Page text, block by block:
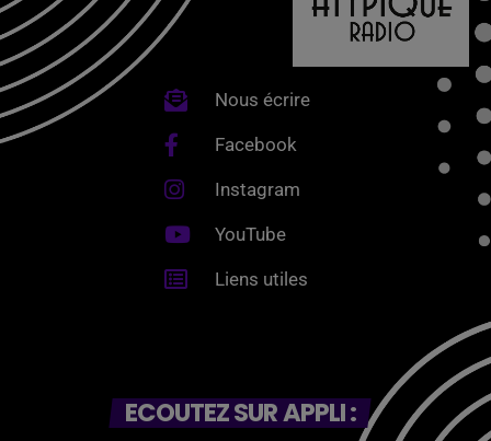
Nous écrire
Facebook
Instagram
YouTube
Liens utiles
ECOUTEZ SUR APPLI :